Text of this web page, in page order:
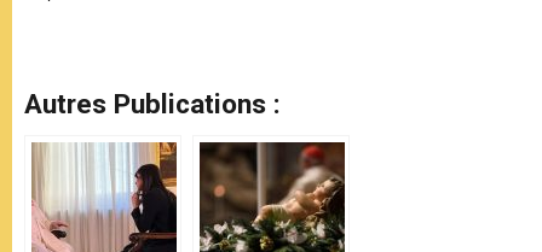
Autres Publications :